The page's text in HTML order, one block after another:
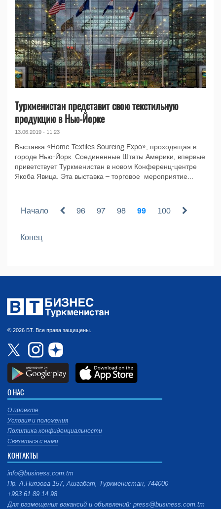
Туркменистан представит свою текстильную
продукцию в Нью-Йорке
13.06.2019 - 11:23
Выставка «Home Textiles Sourcing Expo», проходящая в
городе Нью-Йорк Соединенные Штаты Америки, впервые
приветствует Туркменистан в новом Конференц-центре
Якоба Явица. Эта выставка – торговое мероприятие...
Начало 96 97 98 99 100
Конец
© 2026 БТ. Все права защищены.
О НАС
О проекте
Условия и положения
Политика конфиденциальности
Связаться с нами
КОНТАКТЫ
info@business.com.tm
Пр. А.Ниязова 157, Ашгабат, Туркменистан, 744000
+993 61 89 14 98
Для размещения вакансий и объявлений: press@business.com.tm